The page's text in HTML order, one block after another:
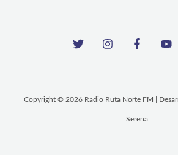
Copyright © 2026 Radio Ruta Norte FM |
Serena